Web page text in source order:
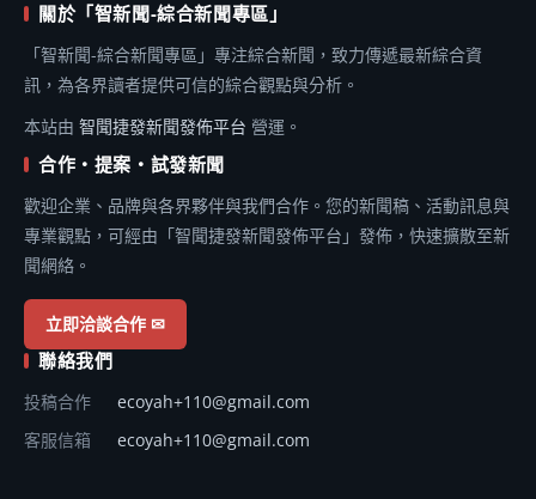
關於「智新聞-綜合新聞專區」
「智新聞-綜合新聞專區」專注綜合新聞，致力傳遞最新綜合資
訊，為各界讀者提供可信的綜合觀點與分析。
本站由 智聞捷發新聞發佈平台 營運。
合作・提案・試發新聞
歡迎企業、品牌與各界夥伴與我們合作。您的新聞稿、活動訊息與
專業觀點，可經由「智聞捷發新聞發佈平台」發佈，快速擴散至新
聞網絡。
立即洽談合作 ✉
聯絡我們
投稿合作
ecoyah+110@gmail.com
客服信箱
ecoyah+110@gmail.com